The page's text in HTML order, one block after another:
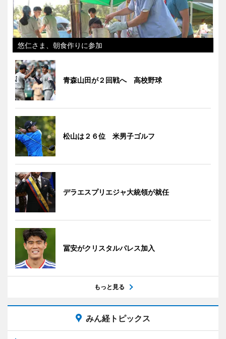
悠仁さま、朝食作りに参加
青森山田が２回戦へ 高校野球
松山は２６位 米男子ゴルフ
デラエスプリエジャ大統領が就任
冨安がクリスタルパレス加入
もっと見る
みん経トピックス